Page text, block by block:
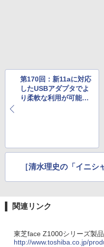
第170回：新11aに対応
したUSBアダプタでよ
り柔軟な利用が可能に
［清水理史の「イニ
関連リンク
東芝face Z1000シリーズ製
http://www.toshiba.co.jp/